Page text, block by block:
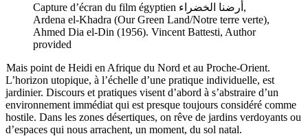
Capture d’écran du film égyptien أرضنا الخضراء,
Ardena el-Khadra (Our Green Land/Notre terre verte),
Ahmed Dia el-Din (1956). Vincent Battesti, Author
provided
Mais point de Heidi en Afrique du Nord et au Proche-Orient.
L’horizon utopique, à l’échelle d’une pratique individuelle, est
jardinier. Discours et pratiques visent d’abord à s’abstraire d’un
environnement immédiat qui est presque toujours considéré comme
hostile. Dans les zones désertiques, on rêve de jardins verdoyants ou
d’espaces qui nous arrachent, un moment, du sol natal.